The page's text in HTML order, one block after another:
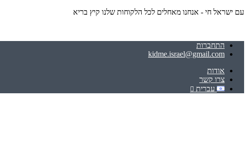
עם ישראל חי - אנחנו מאחלים לכל הלקוחות שלנו קיץ בריא
התחברות
kidme.israel@gmail.com
אודות
צרו קשר
עברית